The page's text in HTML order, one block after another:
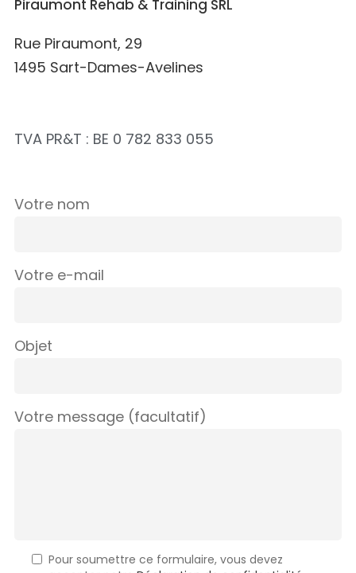
Piraumont Rehab & Training SRL
Rue Piraumont, 29
1495 Sart-Dames-Avelines
TVA PR&T : BE 0 782 833 055
Votre nom
Votre e-mail
Objet
Votre message (facultatif)
Pour soumettre ce formulaire, vous devez